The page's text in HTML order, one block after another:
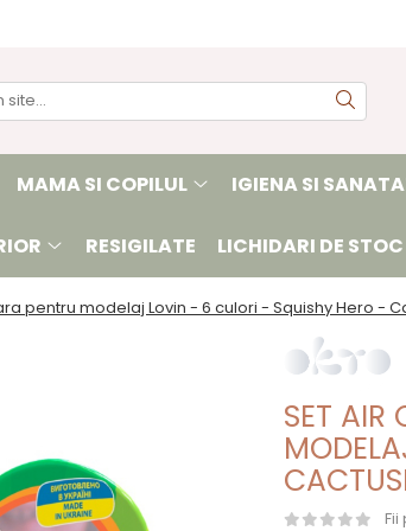
MAMA SI COPILUL IGIENA SI
RESIGILATE LICHIDARI DE STOC
pentru modelaj Lovin - 6 culori - Squishy Hero -
SET AIR